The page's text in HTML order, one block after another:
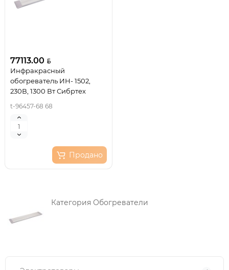
77113.00
Инфракрасный
обогреватель ИН- 1502,
230В, 1300 Вт Сибртех
t-96457-68 68
Продано
Категория Обогреватели